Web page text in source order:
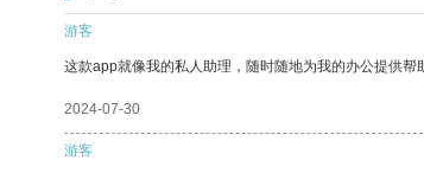
游客
这款app就像我的私人助理，随时随地为我的办公提供
2024-07-30
游客